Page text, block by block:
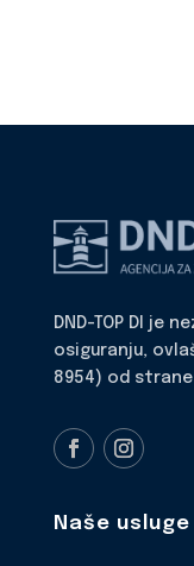
DND-TOP DI je
osiguranju,
8954) od
Naše usluge